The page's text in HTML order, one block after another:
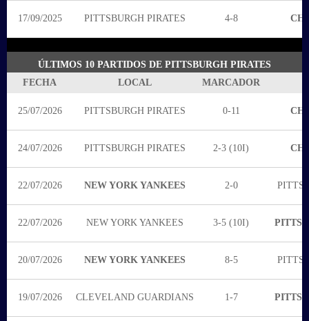
17/09/2025 PITTSBURGH PIRATES 4-8
ÚLTIMOS 10 PARTIDOS DE PITTSBURGH PIRATES
FECHA
LOCAL MARCADOR
25/07/2026 PITTSBURGH PIRATES 0-11
24/07/2026 PITTSBURGH PIRATES 2-3 (10I)
22/07/2026 NEW YORK YANKEES 2-0
22/07/2026 NEW YORK YANKEES 3-5 (10I)
20/07/2026 NEW YORK YANKEES 8-5
19/07/2026 CLEVELAND GUARDIANS 1-7